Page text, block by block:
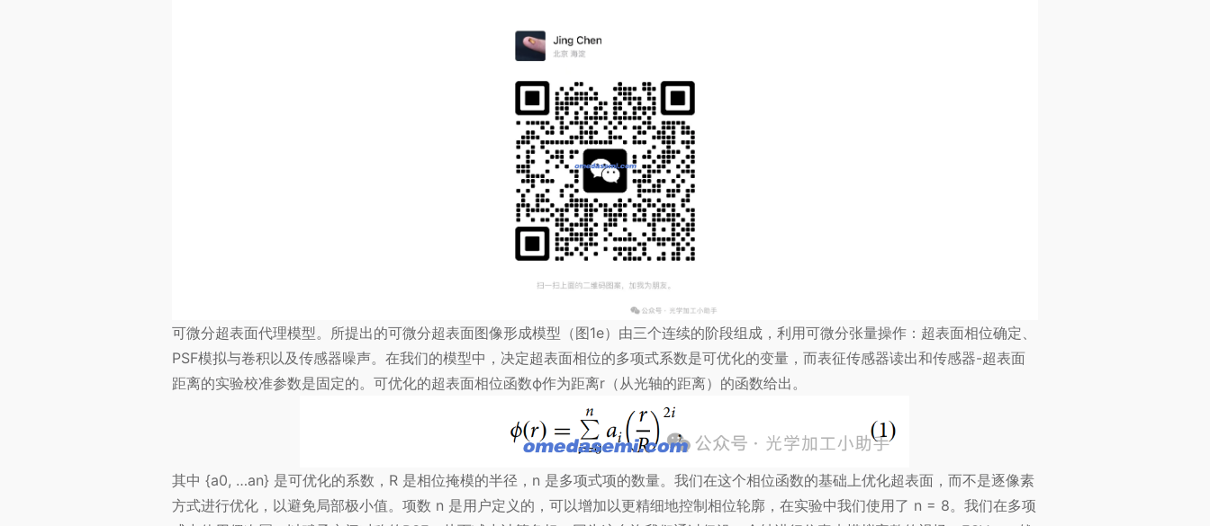
可微分超表面代理模型。所提出的可微分超表面图像形成模型（图1e）由三个连续的阶段组成，利用可微分张量操作：超表面相位确定、
PSF模拟与卷积以及传感器噪声。在我们的模型中，决定超表面相位的多项式系数是可优化的变量，而表征传感器读出和传感器-超表面
距离的实验校准参数是固定的。可优化的超表面相位函数ϕ作为距离r（从光轴的距离）的函数给出。
其中 {a0, …an} 是可优化的系数，R 是相位掩模的半径，n 是多项式项的数量。我们在这个相位函数的基础上优化超表面，而不是逐像素
方式进行优化，以避免局部极小值。项数 n 是用户定义的，可以增加以更精细地控制相位轮廓，在实验中我们使用了 n = 8。我们在多项